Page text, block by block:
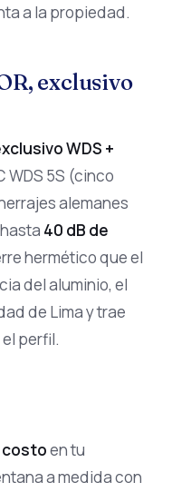
a la propiedad.
exclusivo
WDS +
WDS 5S (cinco
alemanes
40 dB de
hermético que el
del aluminio, el
de Lima y trae
perfil.
costoen tu
a medida con